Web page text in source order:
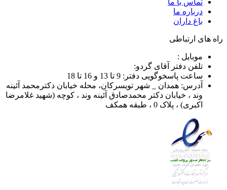
درباره ما
باغ داران
راه های ارتباطی
موبایل :
تلفن دفتر آقای گردو:
ساعت پاسخوگویی دفتر: 9 تا 13 و 16 تا 18
آدرس: همدان _ شهر تویسرکان، محله خیابان دکترمحمد آئینه
وند ، خیابان دکتر محمدصادق آئینه وند ، کوچه (شهید غلامرضا
اکبری) ، پلاک 0 ، طبقه همکف